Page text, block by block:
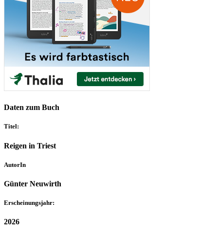
Daten zum Buch
Titel:
Reigen in Triest
AutorIn
Günter Neuwirth
Erscheinungsjahr:
2026